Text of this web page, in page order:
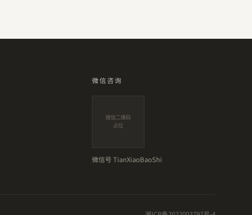
微信咨询
微信二维码
占位
微信号 TianXiaoBaoShi